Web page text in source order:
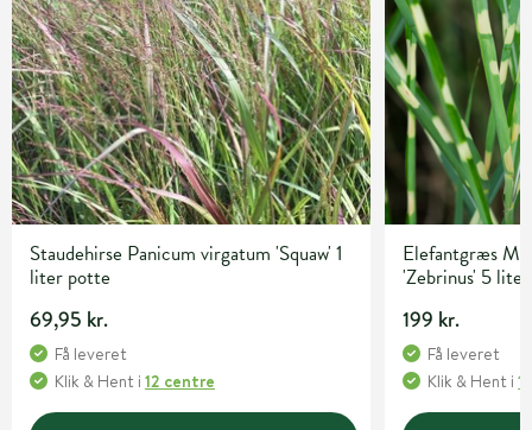
Staudehirse Panicum virgatum 'Squaw' 1
liter potte
69,95 kr.
Få leveret
Klik & Hent i 12 centre
Elefantgræs
'Zebrinus' 5
199 kr.
Få leveret
Klik & Hent i